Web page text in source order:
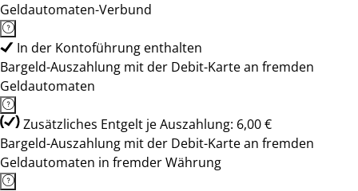
Geldautomaten-Verbund
In der Kontoführung enthalten
Bargeld-Auszahlung mit der Debit-Karte an fremden
Geldautomaten
Zusätzliches Entgelt je Auszahlung: 6,00 €
Bargeld-Auszahlung mit der Debit-Karte an fremden
Geldautomaten in fremder Währung